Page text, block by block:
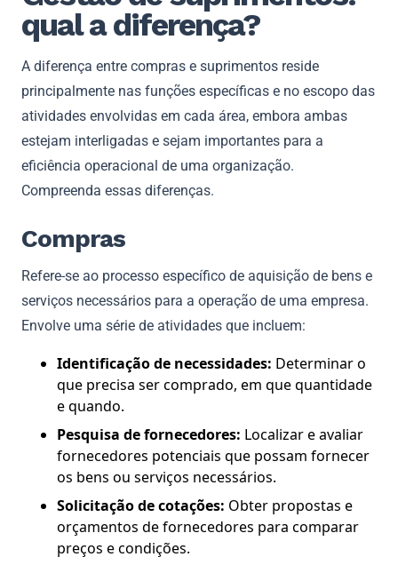
qual a diferença?
A diferença entre compras e suprimentos reside
principalmente nas funções específicas e no escopo das
atividades envolvidas em cada área, embora ambas
estejam interligadas e sejam importantes para a
eficiência operacional de uma organização.
Compreenda essas diferenças.
Compras
Refere-se ao processo específico de aquisição de bens e
serviços necessários para a operação de uma empresa.
Envolve uma série de atividades que incluem:
Identificação de necessidades: Determinar o
que precisa ser comprado, em que quantidade
e quando.
Pesquisa de fornecedores: Localizar e avaliar
fornecedores potenciais que possam fornecer
os bens ou serviços necessários.
Solicitação de cotações: Obter propostas e
orçamentos de fornecedores para comparar
preços e condições.